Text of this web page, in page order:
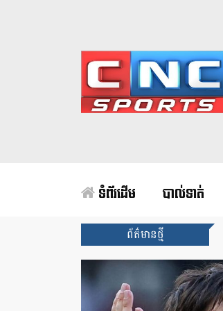
ទំព័រដើម បាល់ទាត់
ព័ត៌មានថ្មី